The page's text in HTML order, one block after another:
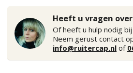
Heeft u vragen
Of heeft u hulp nodig
Neem gerust contact
info@ruitercap.nl of